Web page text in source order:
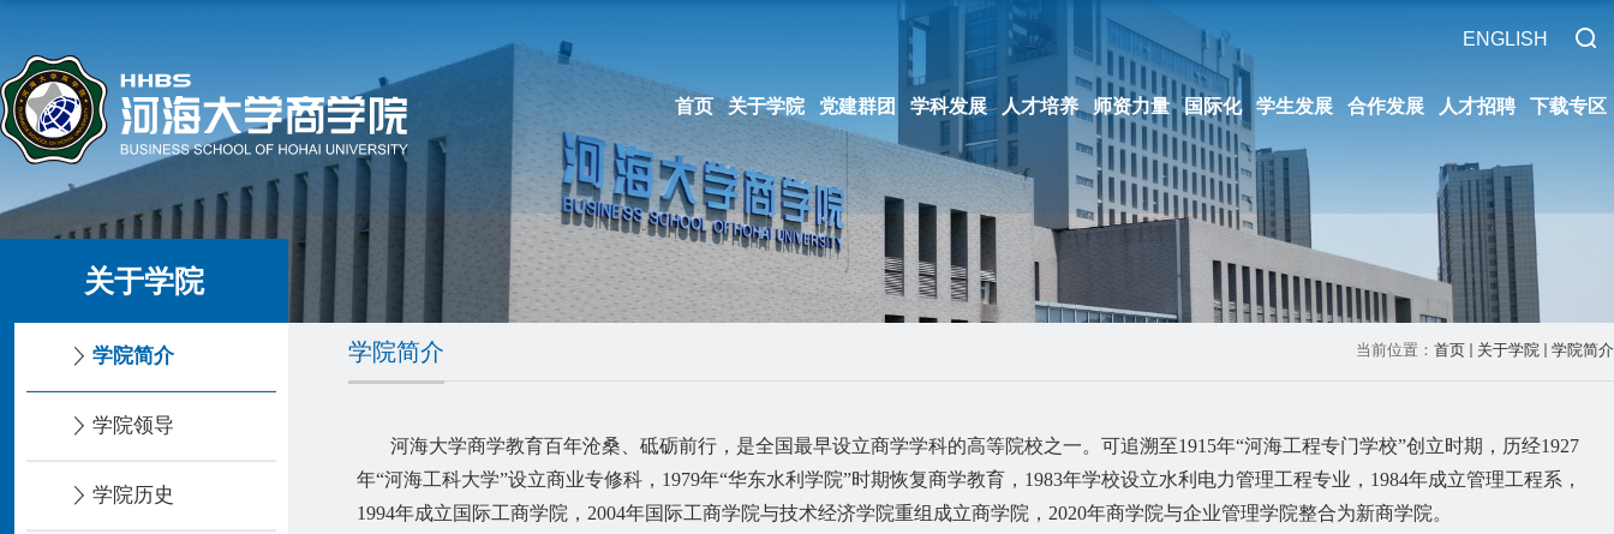
ENGLISH
首页 关于学院 党建群团 学科发展 人才培养 师资力量 国际化 学生发展 合作发展 人才招聘 下载专区
关于学院
学院简介
学院领导
学院历史
当前位置： 首页 关于学院 学院简介
学院简介
河海大学商学教育百年沧桑、砥砺前行，是全国最早设立商学学科的高等院校之一。可追溯至1915年“河海工程专门学校”创立时期，历经1927
年“河海工科大学”设立商业专修科， 1979年“华东水利学院”时期恢复商学教育， 1983年学校设立水利电力管理工程专业， 1984年成立管理工程系，
1994年成立国际工商学院， 2004年国际工商学院与技术经济学院重组成立商学院， 2020年商学院与企业管理学院整合为新商学院。